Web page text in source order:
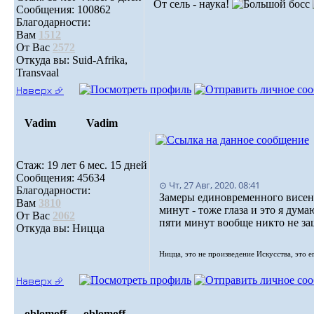
Сообщения: 100862
Благодарности:
Вам 1512
От Вас 2572
Откуда вы: Suid-Afrika,
Transvaal
От сель - наука!
Наверх ⮵
Vadim Vadim
Стаж: 19 лет 6 мес. 15 дней
Сообщения: 45634
Благодарности:
Вам 3810
От Вас 2062
Откуда вы: Ницца
⊙ Чт, 27 Авг, 2020. 08:41
Замеры единовременного
минут - тоже глаза и это я
пяти минут вообще никто не
Ницца, это не произведение Искусства, это
Наверх ⮵